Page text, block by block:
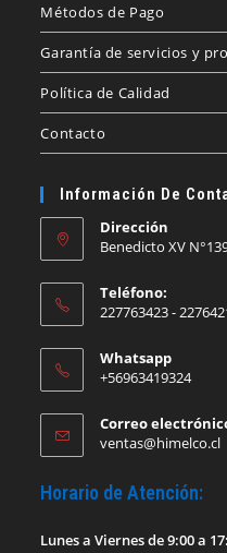
Métodos de Pago
Garantía de servicios y
Política de Calidad
Contacto
Información De
Dirección
Benedicto XV
Teléfono:
227763423 -
Whatsapp
+56963419324
Correo
ventas@himelco.clSe
Horario de Atención:
Lunes a Viernes de 9:00 a